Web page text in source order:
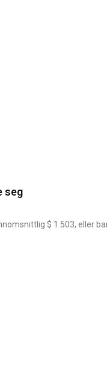
seg
$ 1.503, eller